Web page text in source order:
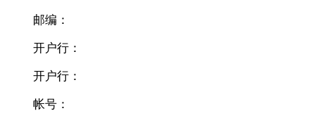
邮编：
开户行：
开户行：
帐号：